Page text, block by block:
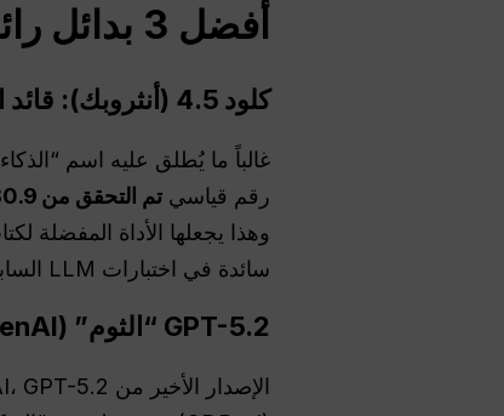
أفضل 3 بدائل رائدة للكتابة عالية المخاطر
كلود 4.5 (أنثروبك): قائد الفوارق الأدبية
رقم قياسي تم التحقق من 80.9% على طاولة SWE-bench
وهذا يجعلها الأداة المفضلة
سائدة في اختبارات LLM السابقة.
GPT-5.2 “الثوم” (OpenAI): قوة الاستدلال
الإصدار الأخير من OpenAI، GPT-5.2، هو أول نموذج يصل إلى